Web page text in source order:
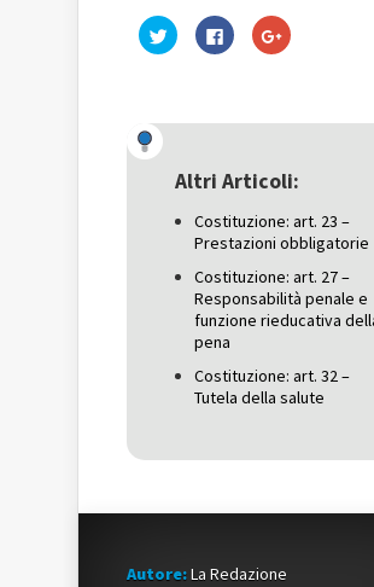
Fai
clic
una
nuova
Fai
clic
nuova
finestra)
Fai
clic
una
nuova
Altri Articoli:
Costituzione: art. 23 –
Prestazioni obbligatorie
Costituzione: art. 27 –
Responsabilità penale e
funzione rieducativa
pena
Costituzione: art. 32 –
Tutela della salute
Autore:La Redazione